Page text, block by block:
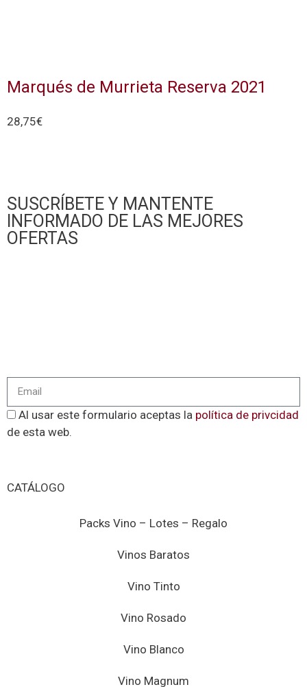
Marqués de Murrieta Reserva 2021
28,75€
SUSCRÍBETE Y MANTENTE
INFORMADO DE LAS MEJORES
OFERTAS
Al usar este formulario aceptas la política de privcidad
de esta web.
CATÁLOGO
Packs Vino – Lotes – Regalo
Vinos Baratos
Vino Tinto
Vino Rosado
Vino Blanco
Vino Magnum